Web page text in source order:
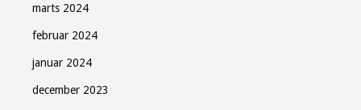
marts 2024
februar 2024
januar 2024
december 2023